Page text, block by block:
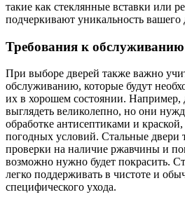
такие как стеклянные вставки или
подчеркивают уникальность вашего
Требования к обслуживанию
При выборе дверей также важно
обслуживанию, которые будут
их в хорошем состоянии. Например,
выглядеть великолепно, но они
обработке антисептиками и
погодных условий. Стальные двери
проверки на наличие ржавчины и
возможно нужно будет покрасить.
легко поддерживать в чистоте и
специфического ухода.